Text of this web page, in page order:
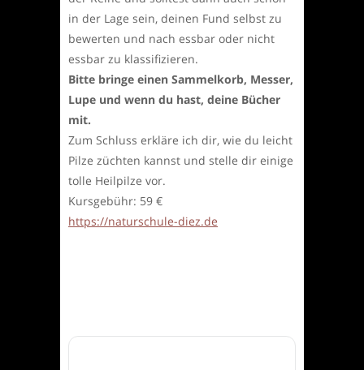
in der Lage sein, deinen Fund selbst zu
bewerten und nach essbar oder nicht
essbar zu klassifizieren.
Bitte bringe einen Sammelkorb, Messer,
Lupe und wenn du hast, deine Bücher
mit.
Zum Schluss erkläre ich dir, wie du leicht
Pilze züchten kannst und stelle dir einige
tolle Heilpilze vor.
Kursgebühr: 59 €
https://naturschule-diez.de